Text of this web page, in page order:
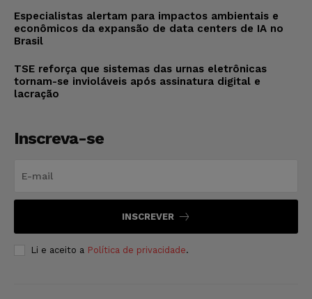
Especialistas alertam para impactos ambientais e
econômicos da expansão de data centers de IA no
Brasil
TSE reforça que sistemas das urnas eletrônicas
tornam-se invioláveis após assinatura digital e
lacração
Inscreva-se
INSCREVER
Li e aceito a Política de privacidade.